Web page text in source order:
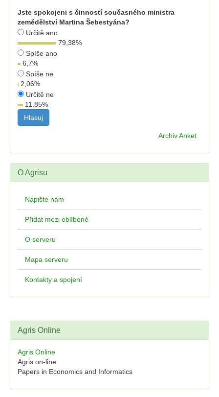
Jste spokojeni s činností současného ministra
zemědělství Martina Šebestyána?
Určitě ano
79,38%
Spíše ano
6,7%
Spíše ne
2,06%
Určitě ne
11,85%
Archiv Anket
O Agrisu
Napište nám
Přidat mezi oblíbené
O serveru
Mapa serveru
Kontakty a spojení
Agris Online
Agris Online
Agris on-line
Papers in Economics and Informatics